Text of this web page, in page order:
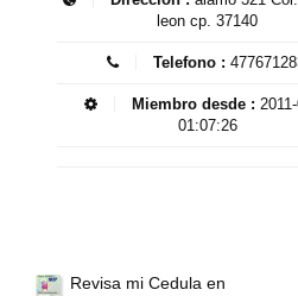
leon cp. 37140
Telefono :
Miembro desde :
01:07:26
Revisa mi Cedula en